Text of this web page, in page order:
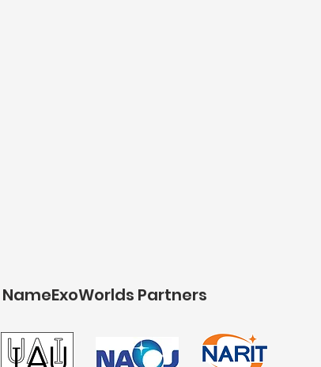
NameExoWorlds Partners